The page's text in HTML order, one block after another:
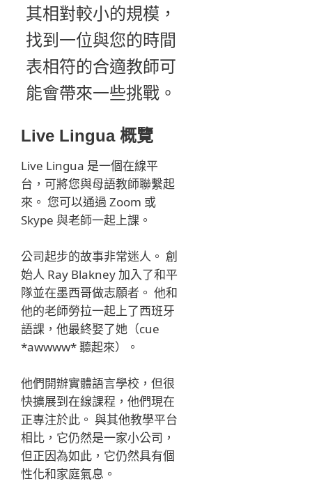
其相對較小的規模，
找到一位與您的時間
表相符的合適教師可
能會帶來一些挑戰。
Live Lingua 概覽
Live Lingua 是一個在線平
台，可將您與母語教師聯繫起
來。 您可以通過 Zoom 或
Skype 與老師一起上課。
公司起步的故事非常迷人。 創
始人 Ray Blakney 加入了和平
隊並在墨西哥做志願者。 他和
他的老師勞拉一起上了西班牙
語課，他最終娶了她（cue
*awwww* 聽起來）。
他們開辦實體語言學校，但很
快擴展到在線課程，他們現在
正專注於此。 與其他教學平台
相比，它仍然是一家小公司，
但正因為如此，它仍然具有個
性化和家庭氣息。